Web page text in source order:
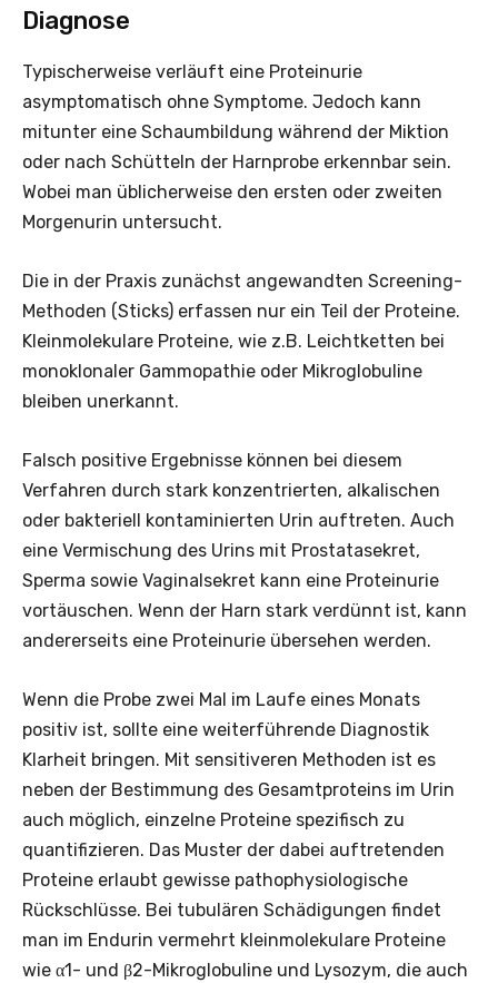
Diagnose
Typischerweise verläuft eine Protein­urie
asymptomatisch ohne Symptome. Jedoch kann
mitunter eine Schaumbildung während der Miktion
oder nach Schütteln der Harnprobe erkennbar sein.
Wobei man üblicherweise den ersten oder zweiten
Morgenurin untersucht.
Die in der Praxis zunächst angewandten Screening-
Methoden (Sticks) erfassen nur ein Teil der Proteine.
Kleinmolekulare Proteine, wie z.B. Leichtketten bei
monoklonaler Gammopathie oder Mikroglobuline
bleiben unerkannt.
Falsch positive Ergebnisse können bei diesem
Verfahren durch stark konzentrierten, alkalischen
oder bakteriell kontaminierten Urin auftreten. Auch
eine Vermischung des Urins mit Prostatasekret,
Sperma sowie Vaginalsekret kann eine Proteinurie
vortäuschen. Wenn der Harn stark verdünnt ist, kann
andererseits eine Proteinurie übersehen werden.
Wenn die Probe zwei Mal im Laufe eines Monats
positiv ist, sollte eine weiterführende Diagnostik
Klarheit bringen. Mit sensitiveren Methoden ist es
neben der Bestimmung des Gesamtproteins im Urin
auch möglich, einzelne Proteine spezifisch zu
quantifizieren. Das Muster der dabei auftretenden
Proteine erlaubt gewisse pathophysiologische
Rückschlüsse. Bei tubulären Schädigungen findet
man im Endurin vermehrt kleinmolekulare Proteine
wie α1- und β2-Mikroglobuline und Lysozym, die auch